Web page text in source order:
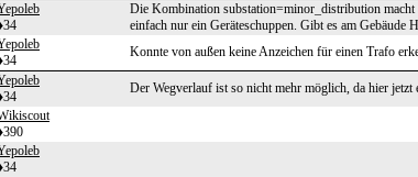
Die Kombination substation=minor_distribution
einfach nur ein Geräteschuppen. Gibt es am Gebäude
Konnte von außen keine Anzeichen für einen Trafo
Der Wegverlauf ist so nicht mehr möglich, da hier jetzt